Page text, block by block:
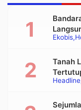
Ekobis
Headline
Tanah